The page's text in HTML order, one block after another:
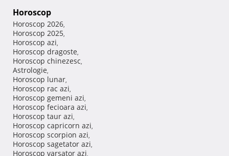
Horoscop
Horoscop 2026,
Horoscop 2025,
Horoscop azi,
Horoscop dragoste,
Horoscop chinezesc,
Astrologie,
Horoscop lunar,
Horoscop rac azi,
Horoscop gemeni azi,
Horoscop fecioara azi,
Horoscop taur azi,
Horoscop capricorn azi,
Horoscop scorpion azi,
Horoscop sagetator azi,
Horoscop varsator azi,